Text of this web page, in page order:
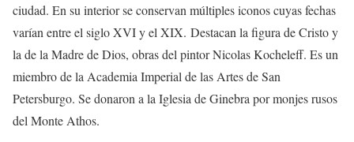
ciudad. En su interior se conservan múltiples iconos cuyas fechas
varían entre el siglo XVI y el XIX. Destacan la figura de Cristo y
la de la Madre de Dios, obras del pintor Nicolas Kocheleff. Es un
miembro de la Academia Imperial de las Artes de San
Petersburgo. Se donaron a la Iglesia de Ginebra por monjes rusos
del Monte Athos.